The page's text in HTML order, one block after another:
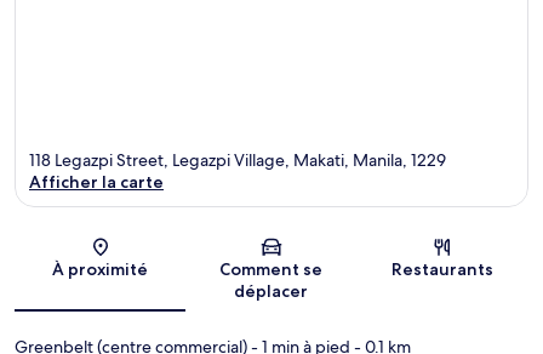
Carte
118 Legazpi Street, Legazpi Village, Makati, Manila, 1229
Afficher la carte
À proximité
Comment se
déplacer
Restaurants
Greenbelt (centre commercial)- 1 min à pied - 0.1 km